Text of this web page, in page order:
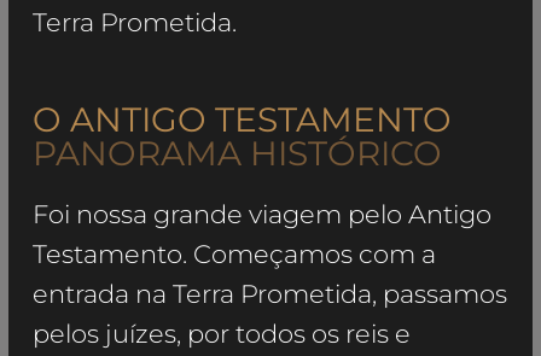
Terra Prometida.
O ANTIGO TESTAMENTO
PANORAMA HISTÓRICO
Foi nossa grande viagem pelo Antigo
Testamento. Começamos com a
entrada na Terra Prometida, passamos
pelos juízes, por todos os reis e